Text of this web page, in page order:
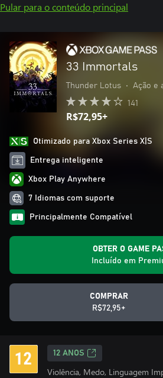
Pular para o conteúdo principal
33 Immortals
Thunder Lotus • Ação e
141
R$72,95+
Otimizado para Xbox Series X|S
Entrega inteligente
Xbox Play Anywhere
7 Idiomas com suporte
Principalmente Compatível
OBTER O GAME
Incluído em
COMPRAR
R$72,95+
12 ANOS
Violência, Medo, Linguagem